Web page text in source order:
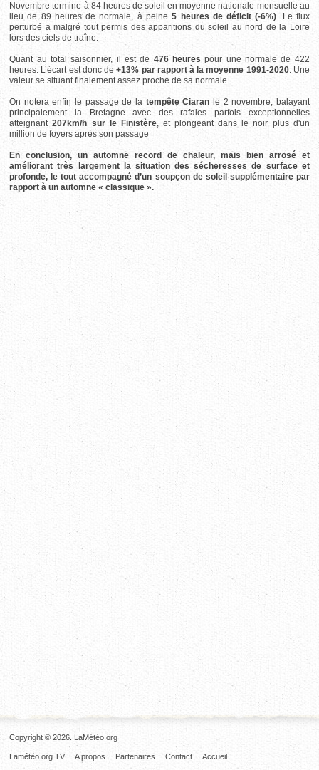
Novembre termine à 84 heures de soleil en moyenne nationale mensuelle au
lieu de 89 heures de normale, à peine 5 heures de déficit (-6%). Le flux
perturbé a malgré tout permis des apparitions du soleil au nord de la Loire
lors des ciels de traîne.
Quant au total saisonnier, il est de 476 heures pour une normale de 422
heures. L’écart est donc de +13% par rapport à la moyenne 1991-2020. Une
valeur se situant finalement assez proche de sa normale.
On notera enfin le passage de la tempête Ciaran le 2 novembre, balayant
principalement la Bretagne avec des rafales parfois exceptionnelles
atteignant 207km/h sur le Finistère, et plongeant dans le noir plus d'un
million de foyers après son passage
En conclusion, un automne record de chaleur, mais bien arrosé et
améliorant très largement la situation des sécheresses de surface et
profonde, le tout accompagné d’un soupçon de soleil supplémentaire par
rapport à un automne « classique ».
Copyright © 2026. LaMétéo.org
Accueil
Contact
Partenaires
A propos
Lamétéo.org TV